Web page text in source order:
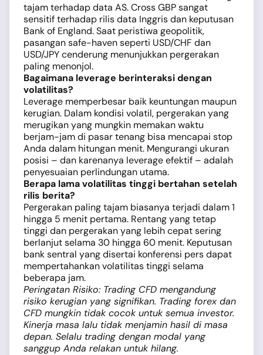
tajam terhadap data AS. Cross GBP sangat
sensitif terhadap rilis data Inggris dan keputusan
Bank of England. Saat peristiwa geopolitik,
pasangan safe-haven seperti USD/CHF dan
USD/JPY cenderung menunjukkan pergerakan
paling menonjol.
Bagaimana leverage berinteraksi dengan
volatilitas?
Leverage memperbesar baik keuntungan maupun
kerugian. Dalam kondisi volatil, pergerakan yang
merugikan yang mungkin memakan waktu
berjam-jam di pasar tenang bisa mencapai stop
Anda dalam hitungan menit. Mengurangi ukuran
posisi – dan karenanya leverage efektif – adalah
penyesuaian perlindungan utama.
Berapa lama volatilitas tinggi bertahan setelah
rilis berita?
Pergerakan paling tajam biasanya terjadi dalam 1
hingga 5 menit pertama. Rentang yang tetap
tinggi dan pergerakan yang lebih cepat sering
berlanjut selama 30 hingga 60 menit. Keputusan
bank sentral yang disertai konferensi pers dapat
mempertahankan volatilitas tinggi selama
beberapa jam.
Peringatan Risiko: Trading CFD mengandung
risiko kerugian yang signifikan. Trading forex dan
CFD mungkin tidak cocok untuk semua investor.
Kinerja masa lalu tidak menjamin hasil di masa
depan. Selalu trading dengan modal yang
sanggup Anda relakan untuk hilang.